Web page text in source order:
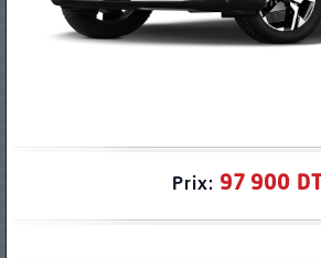
Prix: 97 900 DT